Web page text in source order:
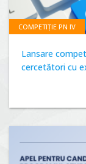
COMPETIȚIE PN IV
Lansare
cercetători cu